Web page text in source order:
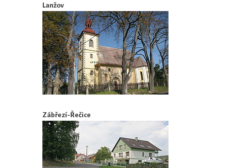
Lanžov
Zábřezí-Řečice